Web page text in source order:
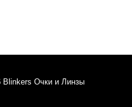
Blinkers Очки и Линзы